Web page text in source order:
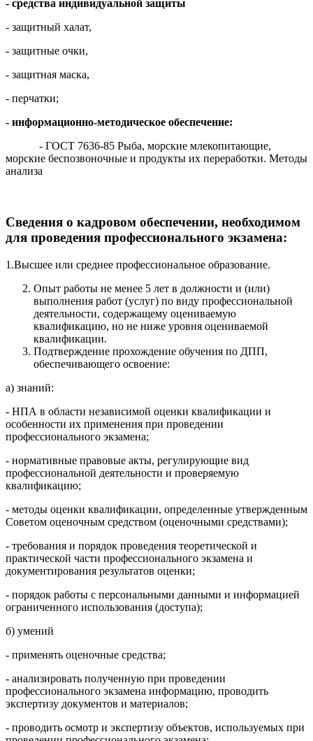
- средства индивидуальной защиты
- защитный халат,
- защитные очки,
- защитная маска,
- перчатки;
- информационно-методическое обеспечение:
- ГОСТ 7636-85 Рыба, морские млекопитающие,
морские беспозвоночные и продукты их переработки. Методы
анализа
Сведения о кадровом обеспечении, необходимом
для проведения профессионального экзамена:
1.Высшее или среднее профессиональное образование.
Опыт работы не менее 5 лет в должности и (или)
выполнения работ (услуг) по виду профессиональной
деятельности, содержащему оцениваемую
квалификацию, но не ниже уровня оцениваемой
квалификации.
Подтверждение прохождение обучения по ДПП,
обеспечивающего освоение:
а) знаний:
- НПА в области независимой оценки квалификации и
особенности их применения при проведении
профессионального экзамена;
- нормативные правовые акты, регулирующие вид
профессиональной деятельности и проверяемую
квалификацию;
- методы оценки квалификации, определенные утвержденным
Советом оценочным средством (оценочными средствами);
- требования и порядок проведения теоретической и
практической части профессионального экзамена и
документирования результатов оценки;
- порядок работы с персональными данными и информацией
ограниченного использования (доступа);
б) умений
- применять оценочные средства;
- анализировать полученную при проведении
профессионального экзамена информацию, проводить
экспертизу документов и материалов;
- проводить осмотр и экспертизу объектов, используемых при